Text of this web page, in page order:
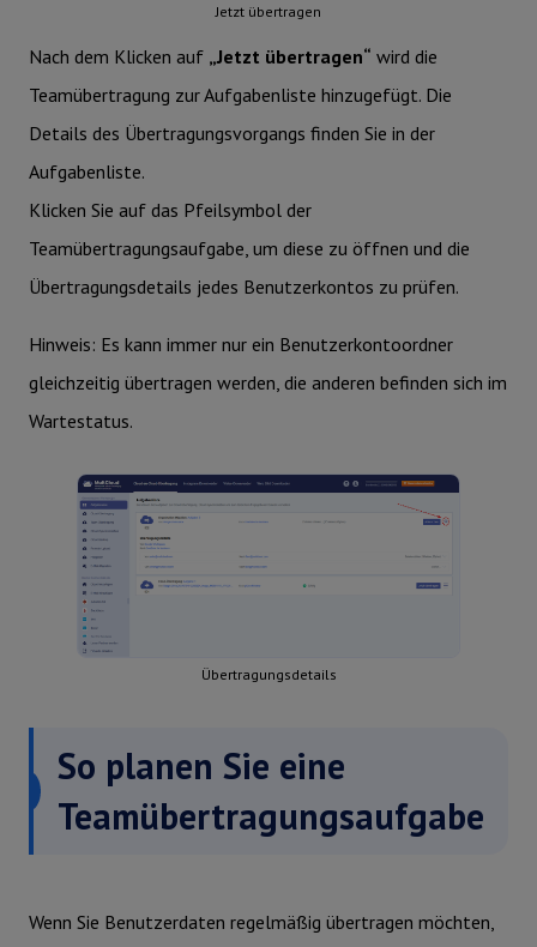
Jetzt übertragen
Nach dem Klicken auf „Jetzt übertragen“ wird die
Teamübertragung zur Aufgabenliste hinzugefügt. Die
Details des Übertragungsvorgangs finden Sie in der
Aufgabenliste.
Klicken Sie auf das Pfeilsymbol der
Teamübertragungsaufgabe, um diese zu öffnen und die
Übertragungsdetails jedes Benutzerkontos zu prüfen.
Hinweis: Es kann immer nur ein Benutzerkontoordner
gleichzeitig übertragen werden, die anderen befinden sich im
Wartestatus.
Übertragungsdetails
So planen Sie eine
Teamübertragungsaufgabe
Wenn Sie Benutzerdaten regelmäßig übertragen möchten,